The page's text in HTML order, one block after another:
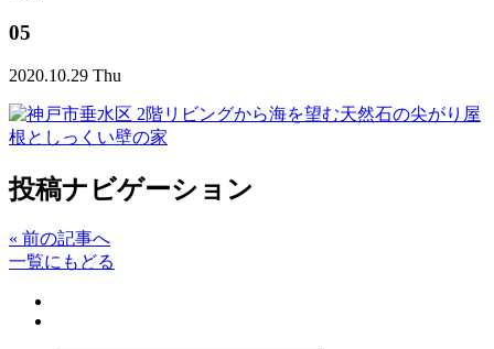
05
2020.10.29 Thu
投稿ナビゲーション
« 前の記事へ
一覧にもどる